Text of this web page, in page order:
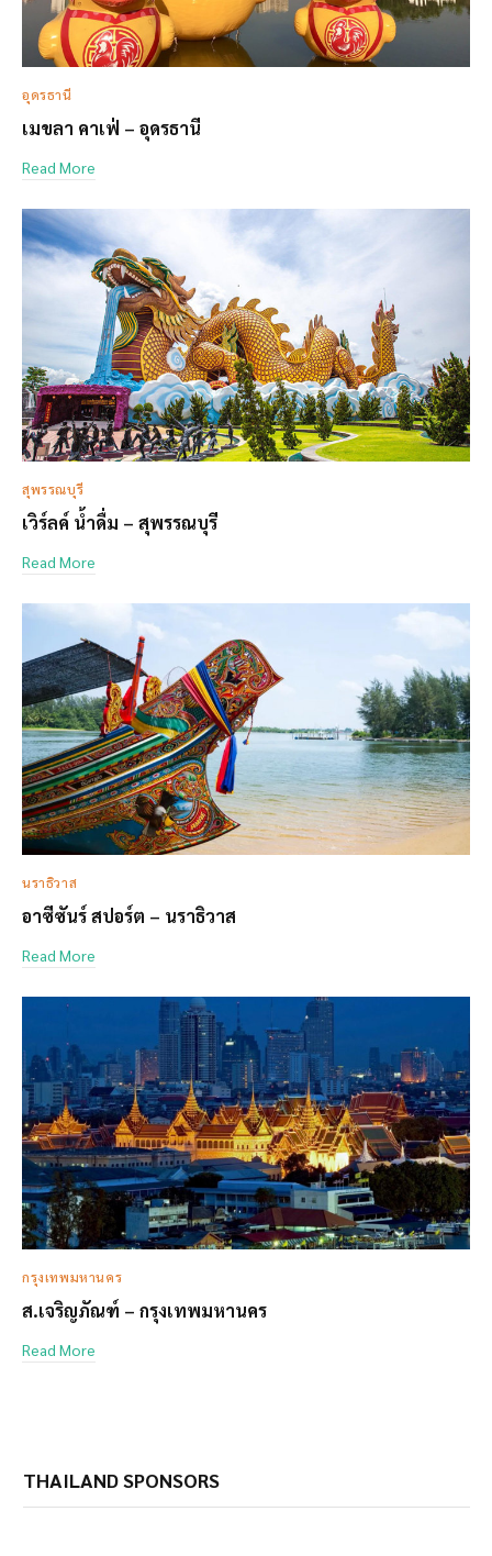
อุดรธานี
เมขลา คาเฟ่ – อุดรธานี
Read More
สุพรรณบุรี
เวิร์ลค์ น้ำดื่ม – สุพรรณบุรี
Read More
นราธิวาส
อาซีซันร์ สปอร์ต – นราธิวาส
Read More
กรุงเทพมหานคร
ส.เจริญภัณฑ์ – กรุงเทพมหานคร
Read More
THAILAND SPONSORS